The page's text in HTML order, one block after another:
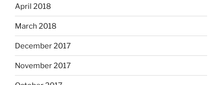
April 2018
March 2018
December 2017
November 2017